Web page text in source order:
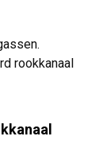
rookkanaal